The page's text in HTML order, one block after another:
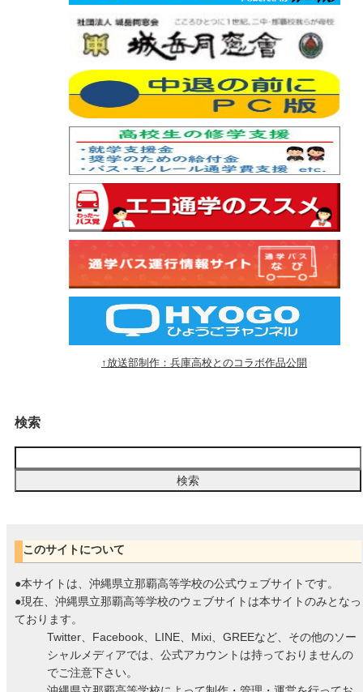
↑放送部制作：兵庫高校とのコラボ作品公開
検索
このサイトについて
●本サイトは、沖縄県立那覇高等学校の公式ウェブサイトです。
●現在、沖縄県立那覇高等学校のウェブサイトは本サイトのみとなっ
ております。
Twitter、Facebook、LINE、Mixi、GREEなど、その他のソー
シャルメディアでは、公式アカウントは持っておりませんの
でご注意下さい。